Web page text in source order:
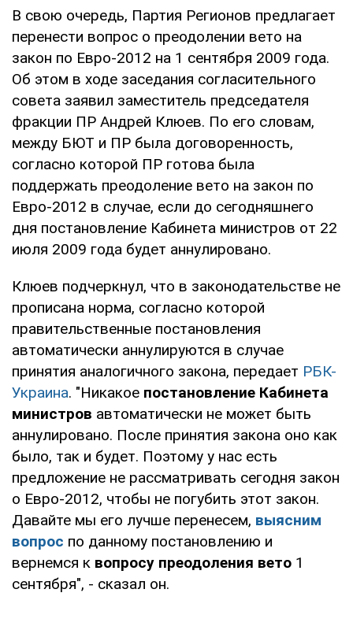
В свою очередь, Партия Регионов предлагает
перенести вопрос о преодолении вето на
закон по Евро-2012 на 1 сентября 2009 года.
Об этом в ходе заседания согласительного
совета заявил заместитель председателя
фракции ПР Андрей Клюев. По его словам,
между БЮТ и ПР была договоренность,
согласно которой ПР готова была
поддержать преодоление вето на закон по
Евро-2012 в случае, если до сегодняшнего
дня постановление Кабинета министров от 22
июля 2009 года будет аннулировано.
Клюев подчеркнул, что в законодательстве не
прописана норма, согласно которой
правительственные постановления
автоматически аннулируются в случае
принятия аналогичного закона, передает РБК-
Украина. "Никакое постановление Кабинета
министров автоматически не может быть
аннулировано. После принятия закона оно как
было, так и будет. Поэтому у нас есть
предложение не рассматривать сегодня закон
о Евро-2012, чтобы не погубить этот закон.
Давайте мы его лучше перенесем, выясним
вопрос по данному постановлению и
вернемся к вопросу преодоления вето 1
сентября", - сказал он.